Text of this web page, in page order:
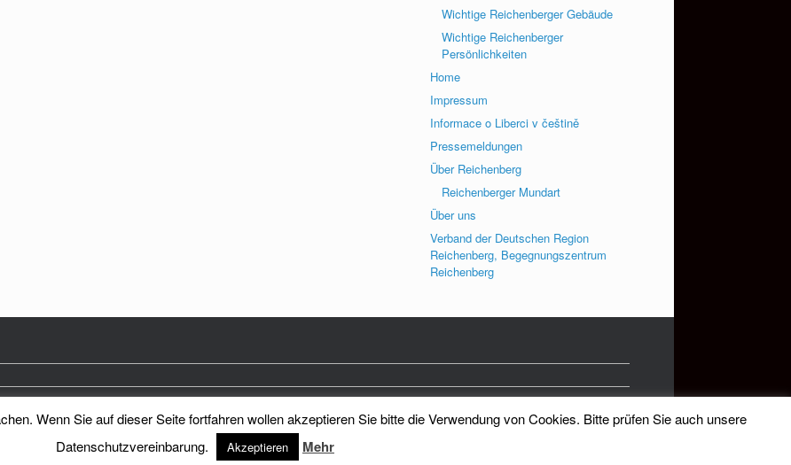
Wichtige Reichenberger Gebäude
Wichtige Reichenberger
Persönlichkeiten
Home
Impressum
Informace o Liberci v češtině
Pressemeldungen
Über Reichenberg
Reichenberger Mundart
Über uns
Verband der Deutschen Region
Reichenberg, Begegnungszentrum
Reichenberg
Heimatkreis Reichenberg Stadt und Land e.V. Theme bySiteOrigin
Wenn Sie auf dieser Seite fortfahren wollen akzeptieren Sie bitte die Verwendung von Cookies. Bitte prüfen Sie auch unsere
Datenschutzvereinbarung.
Akzeptieren Mehr